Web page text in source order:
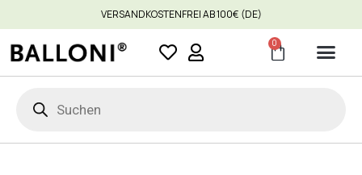
VERSANDKOSTENFREI AB 100€ (DE)
0